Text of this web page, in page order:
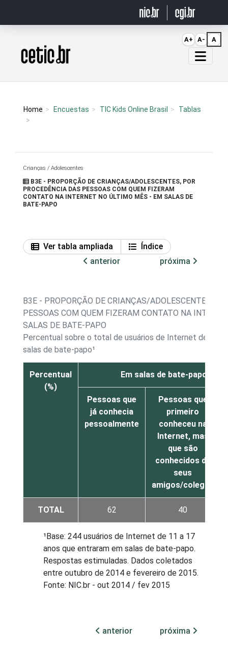
Página inicial
Home Encuestas TIC Kids Online Brasil Tablas
Crianças / Adolescentes
B3E - PROPORÇÃO DE CRIANÇAS/ADOLESCENTES, POR
PROCEDÊNCIA DAS PESSOAS COM QUEM FIZERAM
CONTATO NA INTERNET NO ÚLTIMO MÊS - EM SALAS DE
BATE-PAPO
Ver tabla ampliada
Índice
anterior
próxima
B3E - PROPORÇÃO DE CRIANÇAS/ADOLESCENTES,
PESSOAS COM QUEM FIZERAM CONTATO NA
SALAS DE BATE-PAPO
Percentual sobre o total de usuários de Internet de 11 a
salas de bate-papo¹
Percentual
(%)
Em salas de bate-papo,
Pessoas que
já conhecia
pessoalmente
Pessoas que
primeiro
conheceu na
Internet, mas
que são
conhecidos de
seus
amigos/colegas
TOTAL 62 40
¹Base: 244 usuários de Internet de 11 a 17
anos que entraram em salas de bate-papo.
Respostas estimuladas. Dados coletados
entre outubro de 2014 e fevereiro de 2015.
Fonte: NIC.br - out 2014 / fev 2015
anterior próxima
A+ A- A